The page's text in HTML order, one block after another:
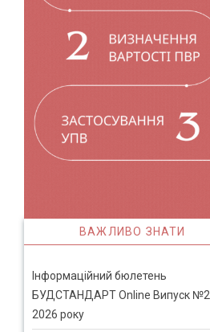
ВАЖЛИВО ЗНАТИ
Інформаційний бюлетень
БУДСТАНДАРТ Online Випуск №2
2026 року